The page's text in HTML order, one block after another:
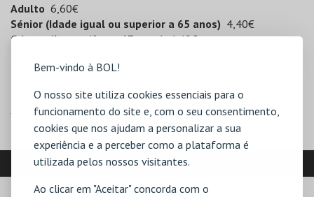
Bem-vindo à BOL!
O nosso site utiliza cookies essenciais para o
funcionamento do site e, com o seu consentimento,
cookies que nos ajudam a personalizar a sua
experiência e a perceber como a plataforma é
utilizada pelos nossos visitantes.
Ao clicar em "Aceitar" concorda com o
Adulto 6,60€
Sénior (Idade igual ou superior a 65 anos) 4,40€
Criança/Jovem (6 aos 17 anos)4,40€
Criança (Até aos 2 anos)
anos)* 15,40€
* Bilhete disponível apenas no local.
LOCALIZAÇÃO